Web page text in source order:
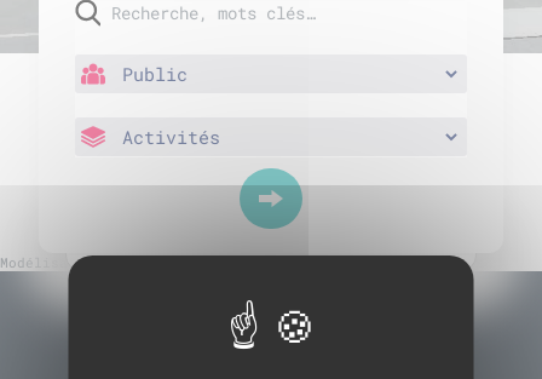
Modélisation du trafic routier au Lycée Monge (Nantes)